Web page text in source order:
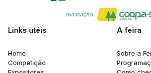
Links utéis
Home
Competição
A feira
Sobre a